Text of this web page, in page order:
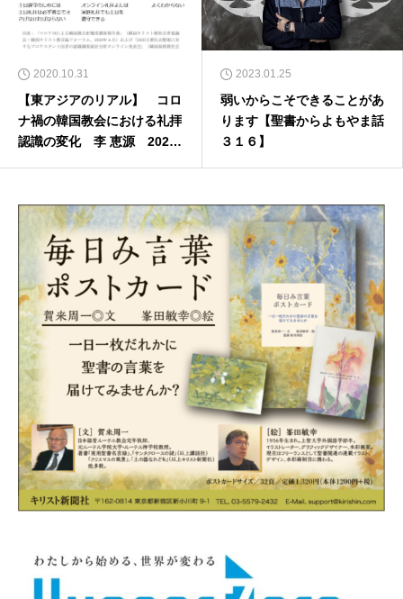
2020.10.31
【東アジアのリアル】 コロ
ナ禍の韓国教会における礼拝
認識の変化 李 恵源 2020
2023.01.25
弱いからこそできることがあ
ります【聖書からよもやま話
３１６】